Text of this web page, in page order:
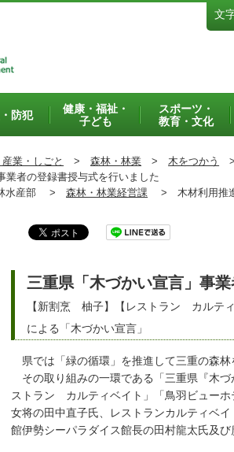
文
防犯
健康・福祉・
子ども
スポーツ・
教育・文化
業・しごと > 森林・林業 > 木をつかう >
者の登録書授与式を行いました
水産部 > 森林・林業経営課 > 木材利用推
三重県「木づかい宣言」事
【新割烹 柚子】【レストラン カルテ
による「木づかい宣言」
県では「緑の循環」を推進して三重の森
その取り組みの一環である「三重県『木
ストラン カルティベイト」「鳥羽ビュー
女将の田中直子氏、レストランカルティベ
館伊勢シーパラダイス館長の田村龍太氏及